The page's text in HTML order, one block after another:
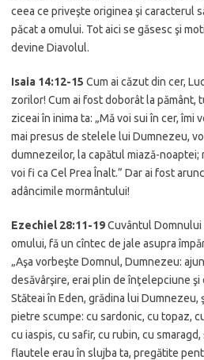
ceea ce priveşte originea şi caracterul
păcat a omului. Tot aici se găsesc şi
devine Diavolul.
Isaia 14:12-15 Cum ai căzut din cer,
zorilor! Cum ai fost doborât la pământ,
ziceai în inima ta: „Mă voi sui în cer, îmi
mai presus de stelele lui Dumnezeu,
dumnezeilor, la capătul miază-noaptei;
voi fi ca Cel Prea Înalt.” Dar ai fost
adâncimile mormântului!
Ezechiel 28:11-19Cuvântul Domnului
omului, fă un cîntec de jale asupra
„Aşa vorbeşte Domnul, Dumnezeu:
desăvârşire, erai plin de înţelepciune
Stăteai în Eden, grădina lui
pietre scumpe: cu sardonic, cu topaz,
cu iaspis, cu safir, cu rubin, cu
flautele erau în slujba ta, pregătite